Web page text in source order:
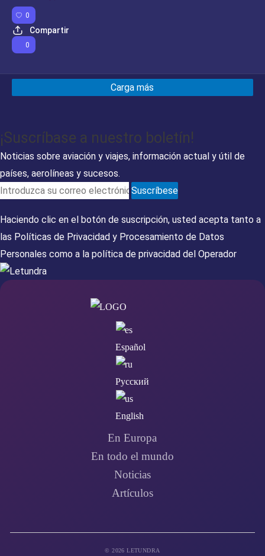
0
Compartir
0
Carga más
¡Suscríbase a nuestro boletín!
Noticias sobre aviación y viajes, información actual y útil de
países, aerolíneas y sucesos.
Suscríbese
Haciendo clic en el botón de suscripción, usted acepta tanto a
las Políticas de Privacidad y Procesamiento de Datos
Personales como a la política de privacidad del Operador
En Europa
En todo el mundo
Noticias
Artículos
Español
Русский
English
© 2026 LETUNDRA